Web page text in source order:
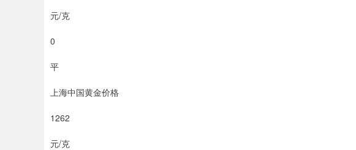
元/克
0
平
上海中国黄金价格
1262
元/克